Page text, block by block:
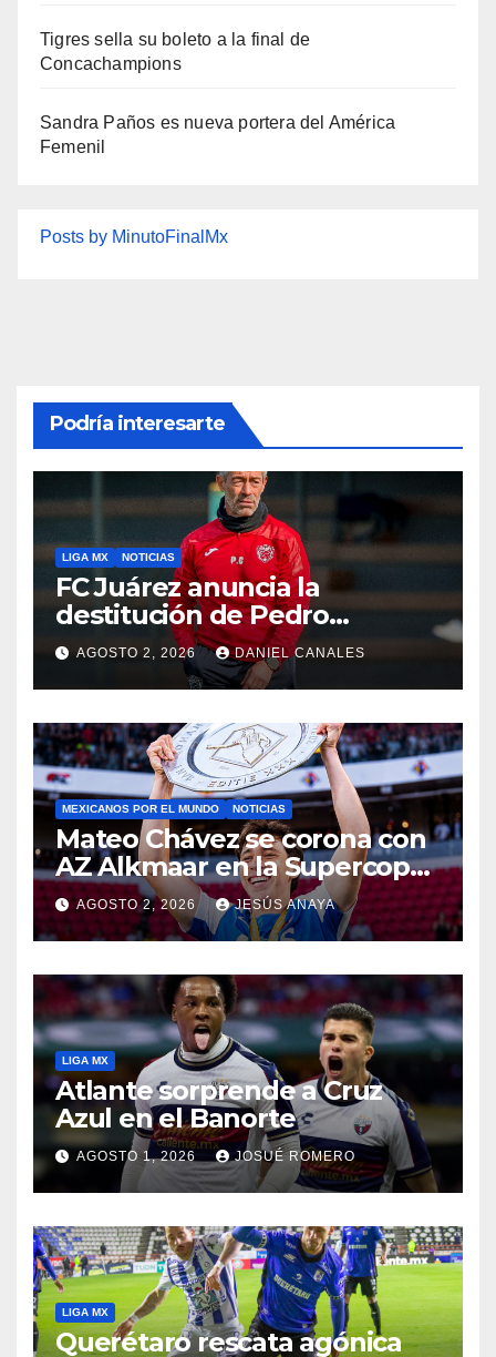
Tigres sella su boleto a la final de
Concachampions
Sandra Paños es nueva portera del América
Femenil
Posts by MinutoFinalMx
Podría interesarte
LIGA MX NOTICIAS
FC Juárez anuncia la
destitución de Pedro
Caixinha
AGOSTO 2, 2026 DANIEL CANALES
MEXICANOS POR EL MUNDO NOTICIAS
Mateo Chávez se corona con
AZ Alkmaar en la Supercopa
de Países Bajos
AGOSTO 2, 2026 JESÚS ANAYA
LIGA MX
Atlante sorprende a Cruz
Azul en el Banorte
AGOSTO 1, 2026 JOSUÉ ROMERO
LIGA MX
Querétaro rescata agónica